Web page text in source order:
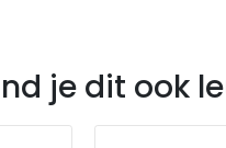
je dit ook